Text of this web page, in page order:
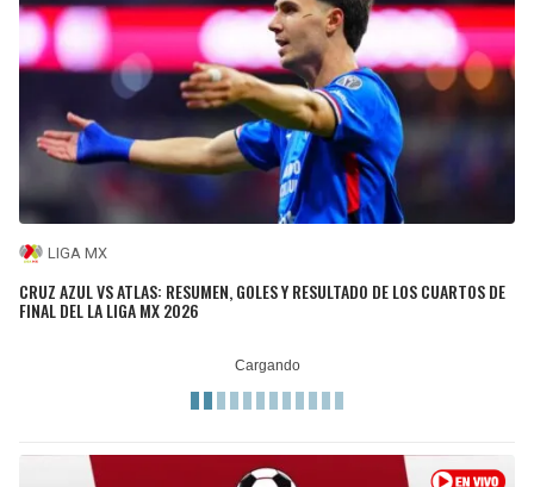
LIGA MX
CRUZ AZUL VS ATLAS: RESUMEN, GOLES Y RESULTADO DE LOS CUARTOS DE
FINAL DEL LA LIGA MX 2026